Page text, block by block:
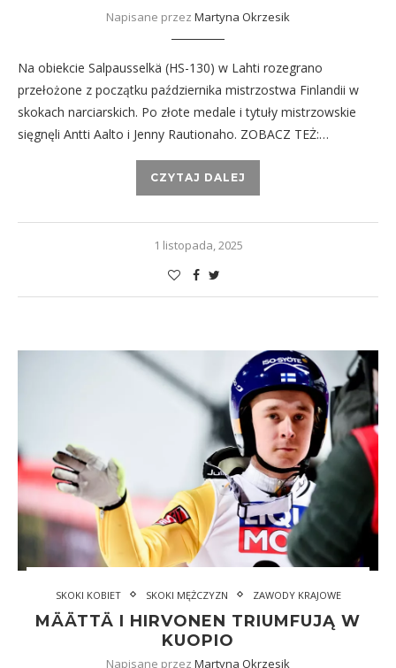
Napisane przez Martyna Okrzesik
Na obiekcie Salpausselkä (HS-130) w Lahti rozegrano
przełożone z początku października mistrzostwa Finlandii w
skokach narciarskich. Po złote medale i tytuły mistrzowskie
sięgnęli Antti Aalto i Jenny Rautionaho. ZOBACZ TEŻ:…
CZYTAJ DALEJ
1 listopada, 2025
SKOKI KOBIET SKOKI MĘŻCZYZN ZAWODY KRAJOWE
MÄÄTTÄ I HIRVONEN TRIUMFUJĄ W
KUOPIO
Napisane przez Martyna Okrzesik